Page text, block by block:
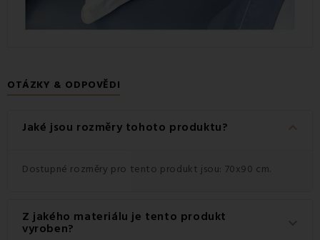
OTÁZKY & ODPOVĚDI
Jaké jsou rozměry tohoto produktu? keyboard_arrow_down
Dostupné rozměry pro tento produkt jsou: 70x90 cm.
Z jakého materiálu je tento produkt
vyroben?